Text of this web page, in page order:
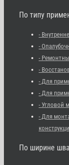
По типу
-
-
-
-
- Для
- Для
- Угловой
- Для
По ширине